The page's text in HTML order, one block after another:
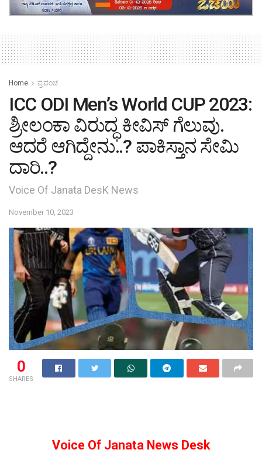
Home ಪ್ರಪಂಚ
ICC ODI Men’s World CUP 2023:
ಶ್ರೀಲಂಕಾ ವಿರುದ್ಧ ಕೀವಿಸ್ ಗೆಲುವು.
ಆದರೆ ಆಗಿದ್ದೇನು..? ಪಾಕಿಸ್ತಾನ ಸೇಮಿ
ದಾರಿ..?
Voice Of Janata DesK News
November 10, 2023
0
SHARES
Voice Of Janata News Desk